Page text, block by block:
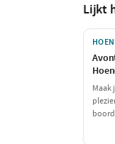
Lijkt
Maak